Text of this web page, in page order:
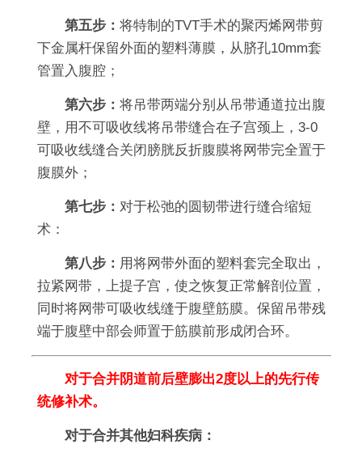
第五步： 将特制的TVT手术的聚丙烯网带剪
下金属杆保留外面的塑料薄膜，从脐孔10mm套
管置入腹腔；
第六步： 将吊带两端分别从吊带通道拉出腹
壁，用不可吸收线将吊带缝合在子宫颈上，3-0
可吸收线缝合关闭膀胱反折腹膜将网带完全置于
腹膜外；
第七步： 对于松弛的圆韧带进行缝合缩短
术：
第八步： 用将网带外面的塑料套完全取出，
拉紧网带，上提子宫，使之恢复正常解剖位置，
同时将网带可吸收线缝于腹壁筋膜。保留吊带残
端于腹壁中部会师置于筋膜前形成闭合环。
对于合并阴道前后壁膨出2度以上的先行传
统修补术。
对于合并其他妇科疾病：